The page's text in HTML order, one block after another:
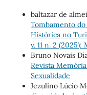
baltazar de
Tombamento do
Histórica no
v. 11 n. 2
Bruno Novais
Revista
Sexualidade
Jezulino Lúcio